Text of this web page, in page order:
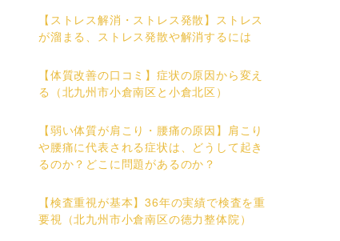
【ストレス解消・ストレス発散】ストレス
が溜まる、ストレス発散や解消するには
【体質改善の口コミ】症状の原因から変え
る（北九州市小倉南区と小倉北区）
【弱い体質が肩こり・腰痛の原因】肩こり
や腰痛に代表される症状は、どうして起き
るのか？どこに問題があるのか？
【検査重視が基本】36年の実績で検査を重
要視（北九州市小倉南区の徳力整体院）